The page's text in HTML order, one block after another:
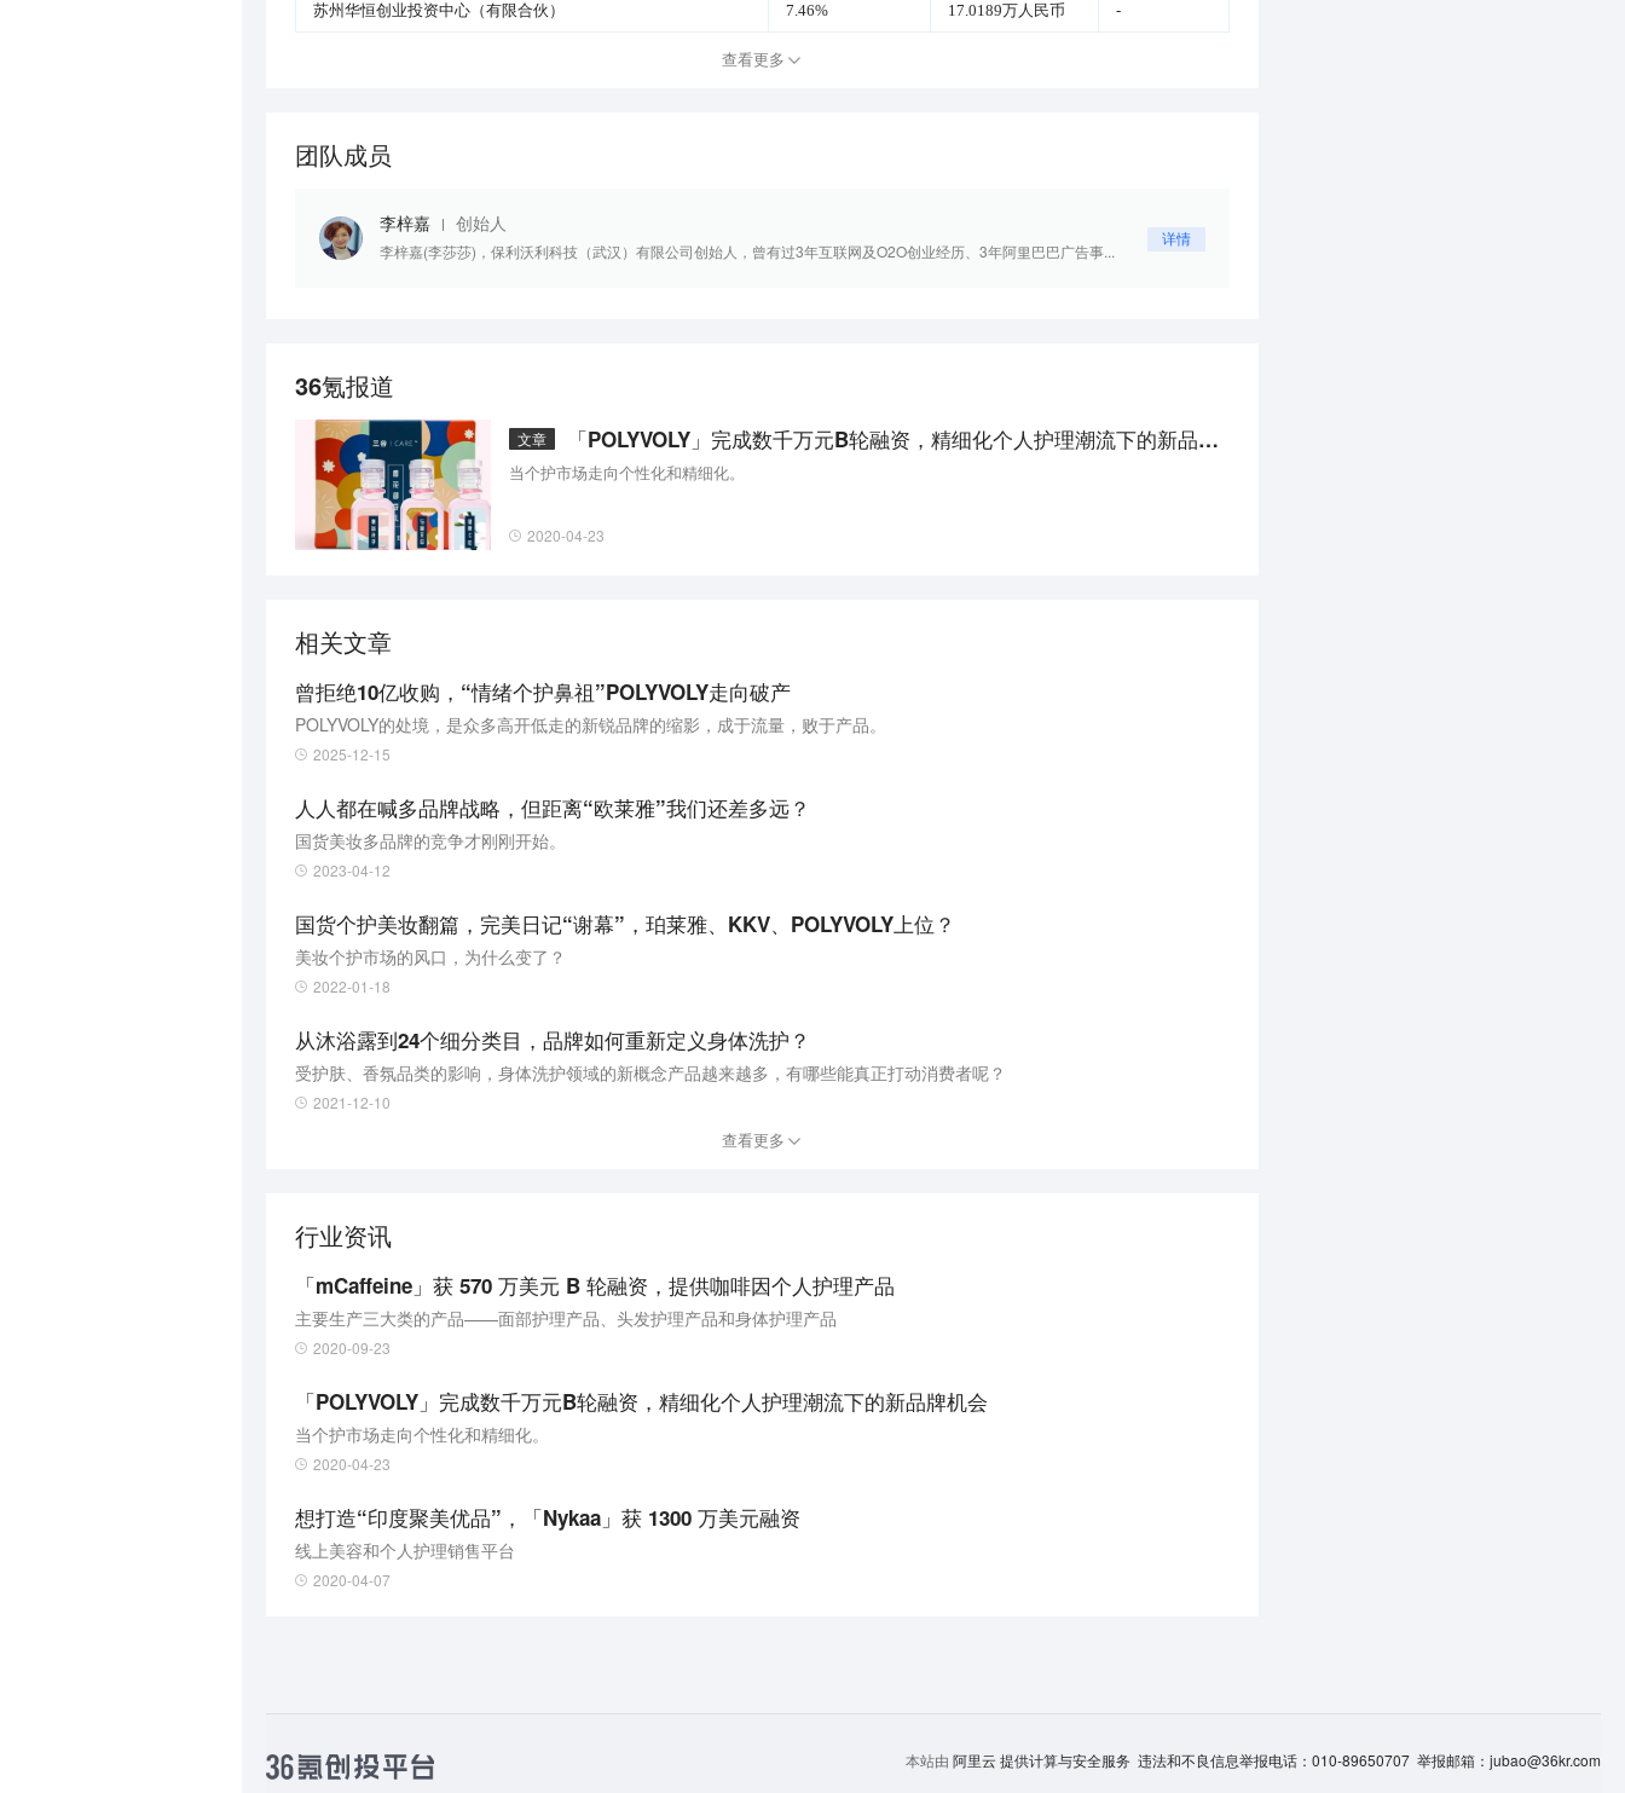
苏州华恒创业投资中心（有限合伙） 7.46% 17.0189万人民币 -
查看更多
团队成员
李梓嘉 创始人
李梓嘉(李莎莎)，保利沃利科技（武汉）有限公司创始人，曾有过3年互联网及O2O创业经历、3年阿里巴巴广告事...
详情
36氪报道
文章 「POLYVOLY」完成数千万元B轮融资，精细化个人护理潮流下的新品牌机会
当个护市场走向个性化和精细化。
2020-04-23
相关文章
曾拒绝10亿收购，“情绪个护鼻祖”POLYVOLY走向破产
POLYVOLY的处境，是众多高开低走的新锐品牌的缩影，成于流量，败于产品。
2025-12-15
人人都在喊多品牌战略，但距离“欧莱雅”我们还差多远？
国货美妆多品牌的竞争才刚刚开始。
2023-04-12
国货个护美妆翻篇，完美日记“谢幕”，珀莱雅、KKV、POLYVOLY上位？
美妆个护市场的风口，为什么变了？
2022-01-18
从沐浴露到24个细分类目，品牌如何重新定义身体洗护？
受护肤、香氛品类的影响，身体洗护领域的新概念产品越来越多，有哪些能真正打动消费者呢？
2021-12-10
查看更多
行业资讯
「mCaffeine」获 570 万美元 B 轮融资，提供咖啡因个人护理产品
主要生产三大类的产品——面部护理产品、头发护理产品和身体护理产品
2020-09-23
「POLYVOLY」完成数千万元B轮融资，精细化个人护理潮流下的新品牌机会
当个护市场走向个性化和精细化。
2020-04-23
想打造“印度聚美优品”，「Nykaa」获 1300 万美元融资
线上美容和个人护理销售平台
2020-04-07
本站由 阿里云 提供计算与安全服务 违法和不良信息举报电话：010-89650707 举报邮箱：jubao@36kr.com